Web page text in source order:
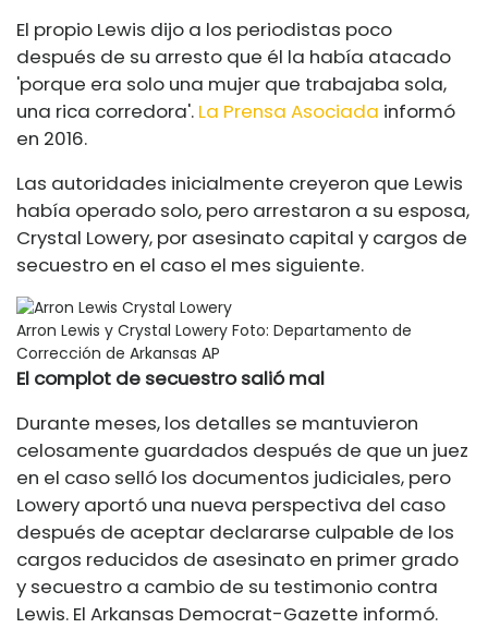
El propio Lewis dijo a los periodistas poco
después de su arresto que él la había atacado
'porque era solo una mujer que trabajaba sola,
una rica corredora'. La Prensa Asociada informó
en 2016.
Las autoridades inicialmente creyeron que Lewis
había operado solo, pero arrestaron a su esposa,
Crystal Lowery, por asesinato capital y cargos de
secuestro en el caso el mes siguiente.
Arron Lewis y Crystal Lowery Foto: Departamento de
Corrección de Arkansas AP
El complot de secuestro salió mal
Durante meses, los detalles se mantuvieron
celosamente guardados después de que un juez
en el caso selló los documentos judiciales, pero
Lowery aportó una nueva perspectiva del caso
después de aceptar declararse culpable de los
cargos reducidos de asesinato en primer grado
y secuestro a cambio de su testimonio contra
Lewis. El Arkansas Democrat-Gazette informó.